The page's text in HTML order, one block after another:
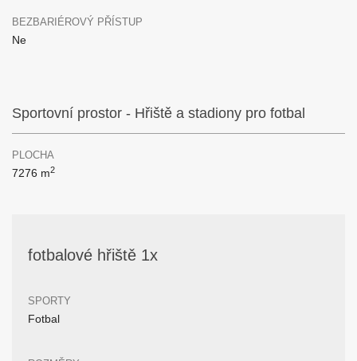
BEZBARIÉROVÝ PŘÍSTUP
Ne
Sportovní prostor - Hřiště a stadiony pro fotbal
PLOCHA
7276 m2
fotbalové hřiště 1x
SPORTY
Fotbal